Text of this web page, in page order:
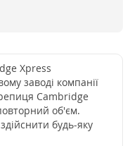
Xpress
заводі компанії
Cambridge
об'єм.
будь-яку